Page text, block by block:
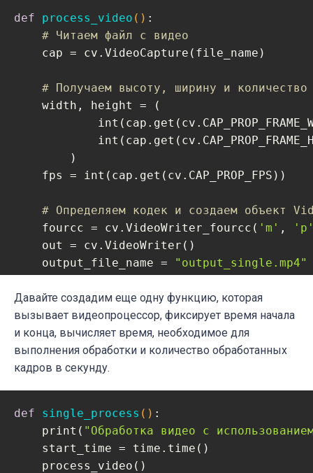
def process_video () :
# Читаем файл с видео
    cap = cv.VideoCapture(file_name)
# Получаем высоту, ширину и
    width, height = (
        )
    fps = int(cap.get(cv.CAP_PROP_FPS))
# Определяем кодек и создаем объект
    fourcc = cv.VideoWriter_fourcc(
'm' ,
    out = cv.VideoWriter()
    output_file_name =
"output_single.mp4"
try:
while cap.isOpened():
            ret, frame = cap.read()
if
            im = frame
# Выполняем распознавание лиц
_, bboxes =
Давайте создадим еще одну функцию, которая
вызывает видеопроцессор, фиксирует время начала
и конца, вычисляет время, необходимое для
выполнения обработки и количество обработанных
кадров в секунду.
def single_process () :
    print(
"Обработка видео с
    start_time = time.time()
    process_video()